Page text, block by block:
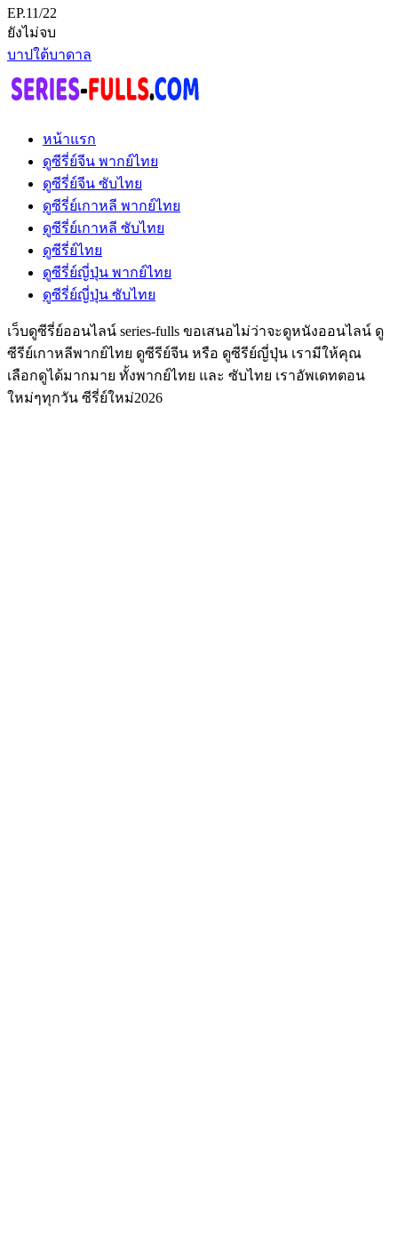
EP.11/22
ยังไม่จบ
บาปใต้บาดาล
หน้าแรก
ดูซีรี่ย์จีน พากย์ไทย
ดูซีรี่ย์จีน ซับไทย
ดูซีรี่ย์เกาหลี พากย์ไทย
ดูซีรี่ย์เกาหลี ซับไทย
ดูซีรี่ย์ไทย
ดูซีรี่ย์ญี่ปุ่น พากย์ไทย
ดูซีรี่ย์ญี่ปุ่น ซับไทย
เว็บดูซีรี่ย์ออนไลน์ series-fulls ขอเสนอไม่ว่าจะดูหนังออนไลน์ ดู
ซีรีย์เกาหลีพากย์ไทย ดูซีรีย์จีน หรือ ดูซีรีย์ญี่ปุ่น เรามีให้คุณ
เลือกดูได้มากมาย ทั้งพากย์ไทย และ ซับไทย เราอัพเดทตอน
ใหม่ๆทุกวัน ซีรี่ย์ใหม่2026